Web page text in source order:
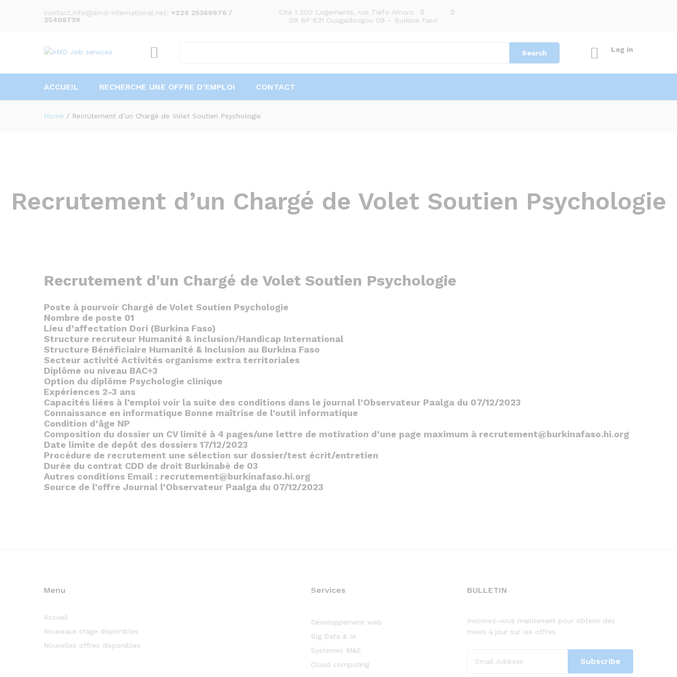
contact.info@amd-international.net: +226 25369976 /
25408739
Cité 1 200 Logements, rue Tiéfo Amoro
09 BP 631 Ouagadougou 09 – Burkina Faso
Search Log in
ACCUEIL RECHERCHE UNE OFFRE D’EMPLOI CONTACT
Home / Recrutement d’un Chargé de Volet Soutien Psychologie
Recrutement d’un Chargé de Volet Soutien Psychologie
Recrutement d'un Chargé de Volet Soutien Psychologie
Poste à pourvoir Chargé de Volet Soutien Psychologie
Nombre de poste 01
Lieu d’affectation Dori (Burkina Faso)
Structure recruteur Humanité & inclusion/Handicap International
Structure Bénéficiaire Humanité & Inclusion au Burkina Faso
Secteur activité Activités organisme extra territoriales
Diplôme ou niveau BAC+3
Option du diplôme Psychologie clinique
Expériences 2-3 ans
Capacités liées à l’emploi voir la suite des conditions dans le journal l’Observateur Paalga du 07/12/2023
Connaissance en informatique Bonne maîtrise de l’outil informatique
Condition d’âge NP
Composition du dossier un CV limité à 4 pages/une lettre de motivation d’une page maximum à recrutement@burkinafaso.hi.org
Date limite de depôt des dossiers 17/12/2023
Procédure de recrutement une sélection sur dossier/test écrit/entretien
Durée du contrat CDD de droit Burkinabè de 03
Autres conditions Email : recrutement@burkinafaso.hi.org
Source de l’offre Journal l’Observateur Paalga du 07/12/2023
Menu
Accueil
Nouveaux stage disponibles
Nouvelles offres disponibles
Services
Développement web
Big Data & IA
Systèmes M&E
Cloud computing
BULLETIN
Inscrivez-vous maintenant pour obtenir des
mises à jour sur les offres